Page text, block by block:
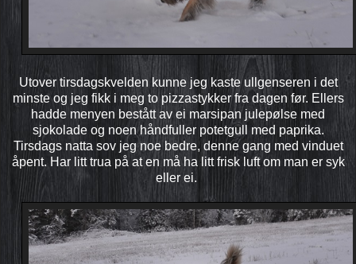
Utover tirsdagskvelden kunne jeg kaste ullgenseren i det
minste og jeg fikk i meg to pizzastykker fra dagen før. Ellers
hadde menyen bestått av ei marsipan julepølse med
sjokolade og noen håndfuller potetgull med paprika.
Tirsdags natta sov jeg noe bedre, denne gang med vinduet
åpent. Har litt trua på at en må ha litt frisk luft om man er syk
eller ei.